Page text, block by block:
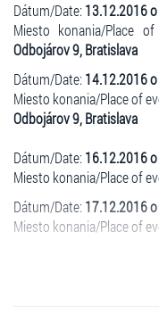
Dátum/Date: 13.12.2016
Miesto konania/Place
Odbojárov 9, Bratislava
Dátum/Date: 14.12.2016
Miesto konania/Place of
Odbojárov 9, Bratislava
Dátum/Date: 16.12.2016
Miesto konania/Place of
Dátum/Date: 17.12.2016
Miesto konania/Place of
Kapela IMT Smile